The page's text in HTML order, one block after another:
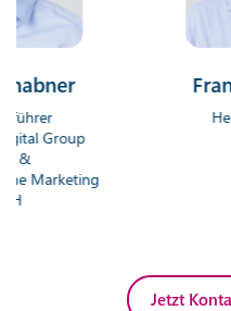
Frank
Head of
Jetzt